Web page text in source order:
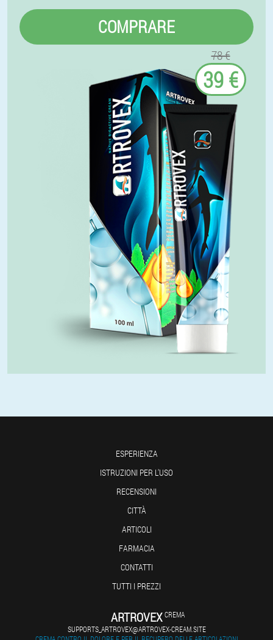
COMPRARE
78 €
39 €
ESPERIENZA
ISTRUZIONI PER L'USO
RECENSIONI
CITTÀ
ARTICOLI
FARMACIA
CONTATTI
TUTTI I PREZZI
ARTROVEX CREMA
SUPPORTS_ARTROVEX@ARTROVEX-CREAM.SITE